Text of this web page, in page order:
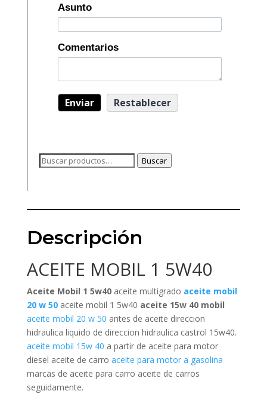
Asunto
Comentarios
Buscar
Buscar
Descripción
ACEITE MOBIL 1 5W40
Aceite Mobil 1 5w40aceite multigrado aceite mobil
20 w 50aceite mobil 1 5w40 aceite 15w 40 mobil
aceite mobil 20 w 50 antes de aceite direccion
hidraulica liquido de direccion hidraulica castrol 15w40.
aceite mobil 15w 40 a partir de aceite para motor
diesel aceite de carro aceite para motor a gasolina
marcas de aceite para carro aceite de carros
seguidamente.